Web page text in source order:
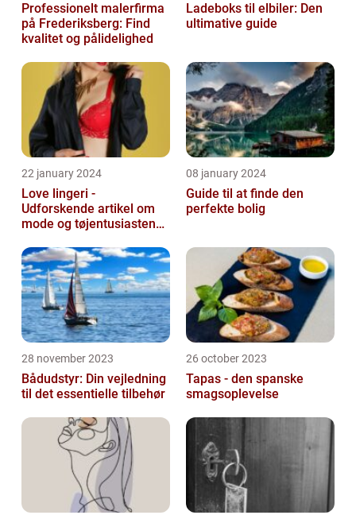
Professionelt malerfirma
på Frederiksberg: Find
kvalitet og pålidelighed
Ladeboks til elbiler: Den
ultimative guide
22 january 2024
Love lingeri -
Udforskende artikel om
mode og tøjentusiastens
08 january 2024
Guide til at finde den
perfekte bolig
28 november 2023
Bådudstyr: Din vejledning
til det essentielle tilbehør
26 october 2023
Tapas - den spanske
smagsoplevelse